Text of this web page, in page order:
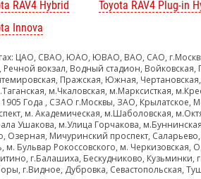
RAV4 Hybrid
Innova
Toyota RAV4 Plug-in
ЦАО, СВАО, ЮАО, ЮВАО, ВАО, САО,
вокзал, Водный стадион,
Пражская, Южная,
м.Чкаловская, м.Марксисткая,
Года , СЗАО г.Москвы, ЗАО, Крылатское,
м. Академическая, м.Шаболовская,
Ушакова, м.Улица Горчакова,
Озерная, Мичуринский проспект,
Бульвар Рокоссовского, м.
г.Балашиха, Бескудниково,
г.Видное, Дубровка, Севастопольская,